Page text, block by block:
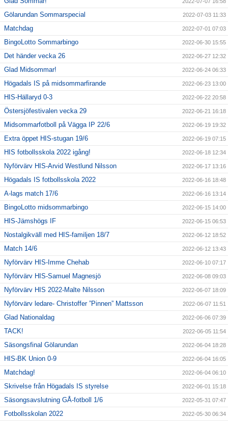
Gölarundan Sommarspecial 2022-07-03 11:33
Matchdag 2022-07-01 07:03
BingoLotto Sommarbingo 2022-06-30 15:55
Det händer vecka 26 2022-06-27 12:32
Glad Midsommar! 2022-06-24 06:33
Högadals IS på midsommarfirande 2022-06-23 13:00
HIS-Hällaryd 0-3 2022-06-22 20:58
Östersjöfestivalen vecka 29 2022-06-21 16:18
Midsommarfotboll på Vägga IP 22/6 2022-06-19 19:32
Extra öppet HIS-stugan 19/6 2022-06-19 07:15
HIS fotbollsskola 2022 igång! 2022-06-18 12:34
Nyförvärv HIS-Arvid Westlund Nilsson 2022-06-17 13:16
Högadals IS fotbollsskola 2022 2022-06-16 18:48
A-lags match 17/6 2022-06-16 13:14
BingoLotto midsommarbingo 2022-06-15 14:00
HIS-Jämshögs IF 2022-06-15 06:53
Nostalgikväll med HIS-familjen 18/7 2022-06-12 18:52
Match 14/6 2022-06-12 13:43
Nyförvärv HIS-Imme Chehab 2022-06-10 07:17
Nyförvärv HIS-Samuel Magnesjö 2022-06-08 09:03
Nyförvärv HIS 2022-Malte Nilsson 2022-06-07 18:09
Nyförvärv ledare- Christoffer ”Pinnen” Mattsson 2022-06-07 11:51
Glad Nationaldag 2022-06-06 07:39
TACK! 2022-06-05 11:54
Säsongsfinal Gölarundan 2022-06-04 18:28
HIS-BK Union 0-9 2022-06-04 16:05
Matchdag! 2022-06-04 06:10
Skrivelse från Högadals IS styrelse 2022-06-01 15:18
Säsongsavslutning GÅ-fotboll 1/6 2022-05-31 07:47
Fotbollsskolan 2022 2022-05-30 06:34